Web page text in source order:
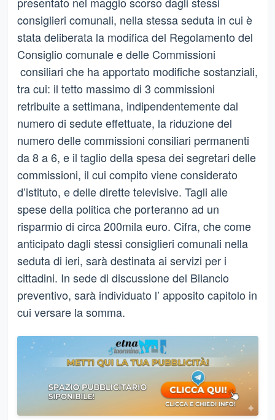
consiglieri comunali, nella stessa seduta in cui è
stata deliberata la modifica del Regolamento del
Consiglio comunale e delle Commissioni
consiliari che ha apportato modifiche sostanziali,
tra cui: il tetto massimo di 3 commissioni
retribuite a settimana, indipendentemente dal
numero di sedute effettuate, la riduzione del
numero delle commissioni consiliari permanenti
da 8 a 6, e il taglio della spesa dei segretari delle
commissioni, il cui compito viene considerato
d’istituto, e delle dirette televisive. Tagli alle
spese della politica che porteranno ad un
risparmio di circa 200mila euro. Cifra, che come
anticipato dagli stessi consiglieri comunali nella
seduta di ieri, sarà destinata ai servizi per i
cittadini. In sede di discussione del Bilancio
preventivo, sarà individuato l’ apposito capitolo in
cui versare la somma.